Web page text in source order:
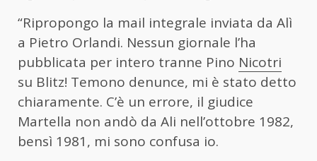
“Ripropongo la mail integrale inviata da Alì
a Pietro Orlandi. Nessun giornale l’ha
pubblicata per intero tranne Pino Nicotri
su Blitz! Temono denunce, mi è stato detto
chiaramente. C’è un errore, il giudice
Martella non andò da Ali nell’ottobre 1982,
bensì 1981, mi sono confusa io.